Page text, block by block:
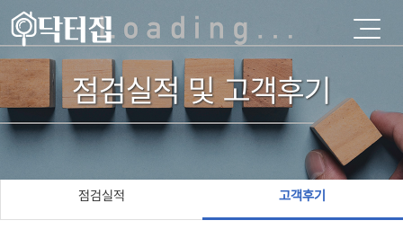
점검실적 및 고객후기
점검실적 고객후기